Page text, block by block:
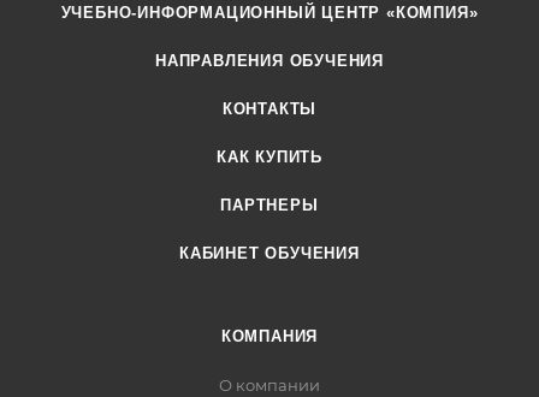
УЧЕБНО-ИНФОРМАЦИОННЫЙ ЦЕНТР «КОМПИЯ»
НАПРАВЛЕНИЯ ОБУЧЕНИЯ
КОНТАКТЫ
КАК КУПИТЬ
ПАРТНЕРЫ
КАБИНЕТ ОБУЧЕНИЯ
КОМПАНИЯ
О компании